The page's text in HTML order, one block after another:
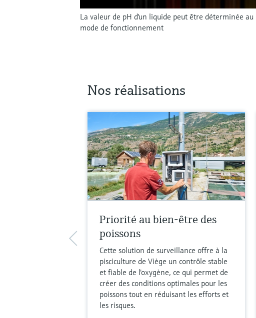
La valeur de pH d'un liquide peut être déterminée
mode de fonctionnement
Nos réalisations
Priorité au bien-être des
poissons
Cette solution de surveillance offre à la
pisciculture de Viège un contrôle stable
et fiable de l'oxygène, ce qui permet de
créer des conditions optimales pour les
poissons tout en réduisant les efforts et
les risques.